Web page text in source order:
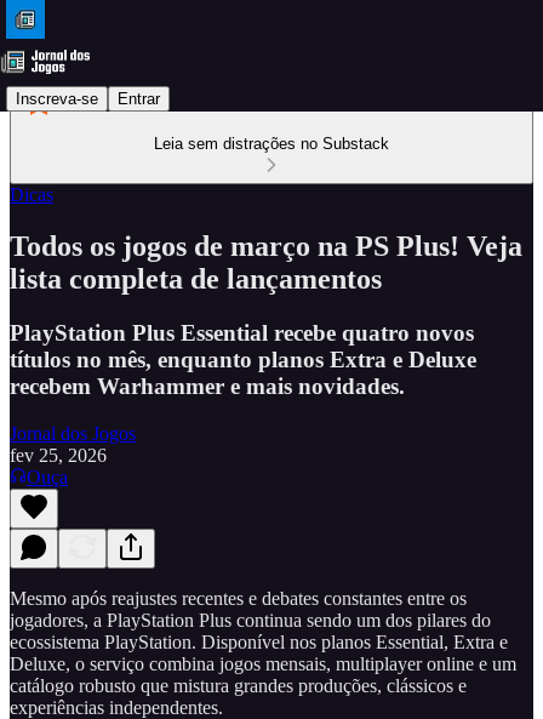
Inscreva-se Entrar
Leia sem distrações no Substack
Dicas
Todos os jogos de março na PS Plus! Veja
lista completa de lançamentos
PlayStation Plus Essential recebe quatro novos
títulos no mês, enquanto planos Extra e Deluxe
recebem Warhammer e mais novidades.
Jornal dos Jogos
fev 25, 2026
Ouça
Mesmo após reajustes recentes e debates constantes entre os
jogadores, a PlayStation Plus continua sendo um dos pilares do
ecossistema PlayStation. Disponível nos planos Essential, Extra e
Deluxe, o serviço combina jogos mensais, multiplayer online e um
catálogo robusto que mistura grandes produções, clássicos e
experiências independentes.